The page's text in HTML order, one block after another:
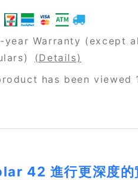
year Warranty (except
(Details)
has been viewed
42 進行更深度的